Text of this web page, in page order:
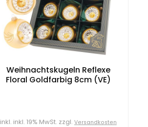
Weihnachtskugeln Reflexe
Floral Goldfarbig 8cm (VE)
inkl. inkl. 19% MwSt. zzgl. Versandkosten